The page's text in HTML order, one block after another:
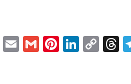
Telegram
Threads
Copy
LinkedIn